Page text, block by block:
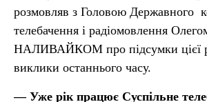
розмовляв з Головою Державного
телебачення і радіомовлення
НАЛИВАЙКОМ про підсумки цієї
виклики останнього часу.
— Уже рік працює Суспільне